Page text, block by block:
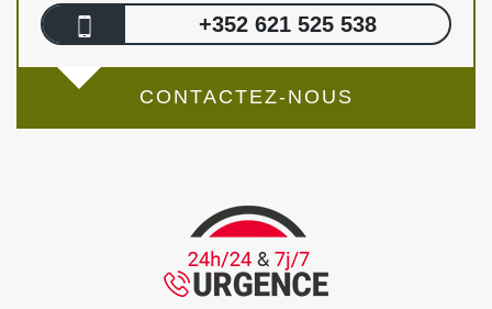
+352 621 525 538
CONTACTEZ-NOUS